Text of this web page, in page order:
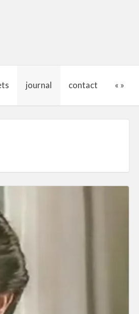
journal contact « »